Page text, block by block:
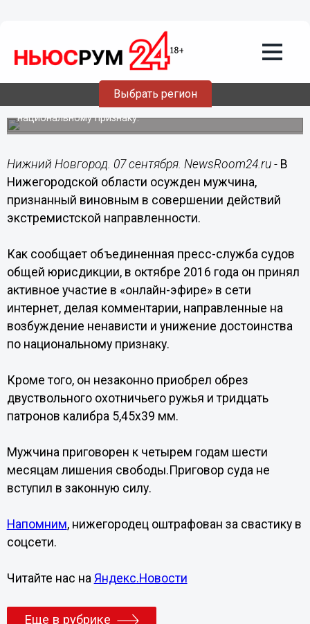
Выбрать регион
Нижегородец осужден за комментарии
Комментарии были направлены на возбуждение
ненависти и на унижение достоинства по
национальному признаку.
Нижний Новгород. 07 сентября. NewsRoom24.ru - В
Нижегородской области осужден мужчина,
признанный виновным в совершении действий
экстремистской направленности.
Как сообщает объединенная пресс-служба судов
общей юрисдикции, в октябре 2016 года он принял
активное участие в «онлайн-эфире» в сети
интернет, делая комментарии, направленные на
возбуждение ненависти и унижение достоинства
по национальному признаку.
Кроме того, он незаконно приобрел обрез
двуствольного охотничьего ружья и тридцать
патронов калибра 5,45x39 мм.
Мужчина приговорен к четырем годам шести
месяцам лишения свободы.Приговор суда не
вступил в законную силу.
Напомним, нижегородец оштрафован за свастику в
соцсети.
Читайте нас на Яндекс.Новости
Еще в рубрике